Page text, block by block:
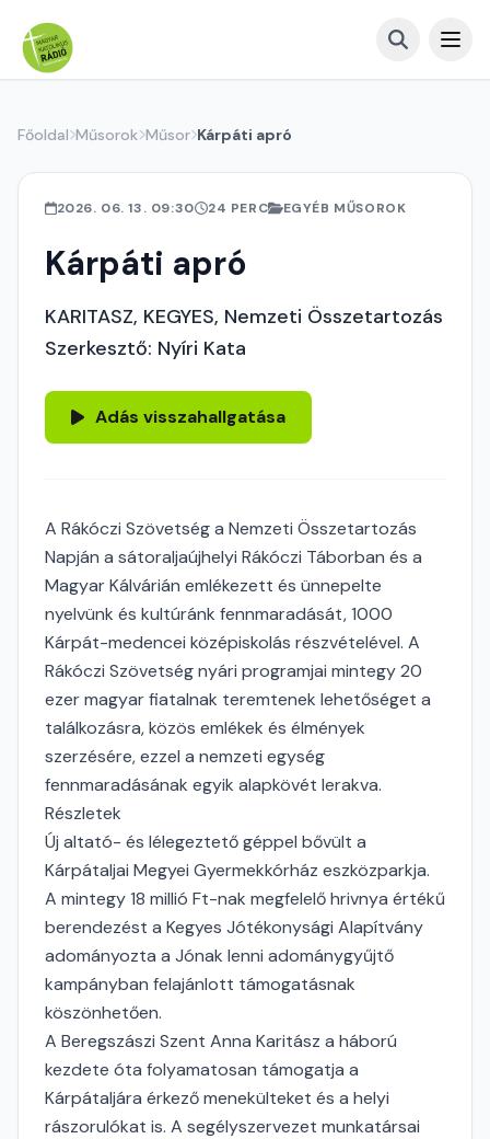
Főoldal Műsorok Műsor Kárpáti apró
2026. 06. 13. 09:30 24 PERC EGYÉB MŰSOROK
Kárpáti apró
KARITASZ, KEGYES, Nemzeti Összetartozás
Szerkesztő: Nyíri Kata
Adás visszahallgatása
A Rákóczi Szövetség a Nemzeti Összetartozás
Napján a sátoraljaújhelyi Rákóczi Táborban és a
Magyar Kálvárián emlékezett és ünnepelte
nyelvünk és kultúránk fennmaradását, 1000
Kárpát-medencei középiskolás részvételével. A
Rákóczi Szövetség nyári programjai mintegy 20
ezer magyar fiatalnak teremtenek lehetőséget a
találkozásra, közös emlékek és élmények
szerzésére, ezzel a nemzeti egység
fennmaradásának egyik alapkövét lerakva.
Részletek
Új altató- és lélegeztető géppel bővült a
Kárpátaljai Megyei Gyermekkórház eszközparkja.
A mintegy 18 millió Ft-nak megfelelő hrivnya értékű
berendezést a Kegyes Jótékonysági Alapítvány
adományozta a Jónak lenni adománygyűjtő
kampányban felajánlott támogatásnak
köszönhetően.
A Beregszászi Szent Anna Karitász a háború
kezdete óta folyamatosan támogatja a
Kárpátaljára érkező menekülteket és a helyi
rászorulókat is. A segélyszervezet munkatársai